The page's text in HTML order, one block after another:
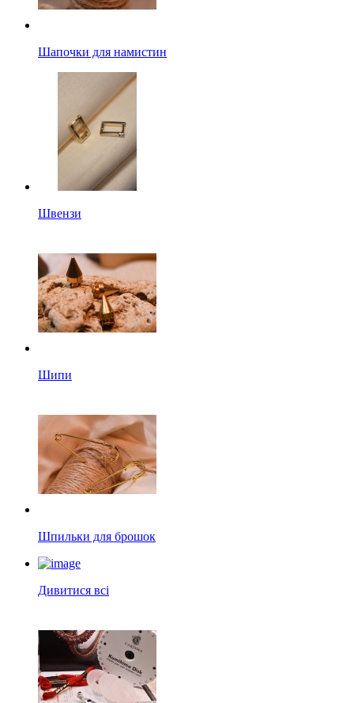
Шапочки для намистин
Швензи
Шипи
Шпильки для брошок
Дивитися всі